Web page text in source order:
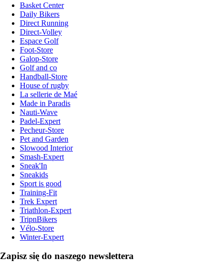
Basket Center
Daily Bikers
Direct Running
Direct-Volley
Espace Golf
Foot-Store
Galop-Store
Golf and co
Handball-Store
House of rugby
La sellerie de Maé
Made in Paradis
Nauti-Wave
Padel-Expert
Pecheur-Store
Pet and Garden
Slowood Interior
Smash-Expert
Sneak'In
Sneakids
Sport is good
Training-Fit
Trek Expert
Triathlon-Expert
TripnBikers
Vélo-Store
Winter-Expert
Zapisz się do naszego newslettera